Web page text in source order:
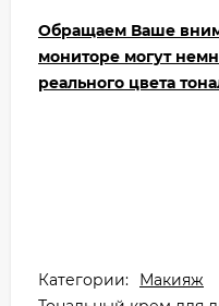
Обращаем Ваше
мониторе могут
реального цвета
Категории:
Макияж